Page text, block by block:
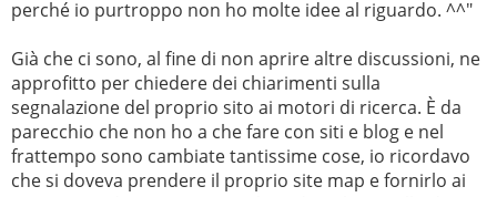
perché io purtroppo non ho molte idee al riguardo. ^^"
Già che ci sono, al fine di non aprire altre discussioni, ne
approfitto per chiedere dei chiarimenti sulla
segnalazione del proprio sito ai motori di ricerca. È da
parecchio che non ho a che fare con siti e blog e nel
frattempo sono cambiate tantissime cose, io ricordavo
che si doveva prendere il proprio site map e fornirlo ai